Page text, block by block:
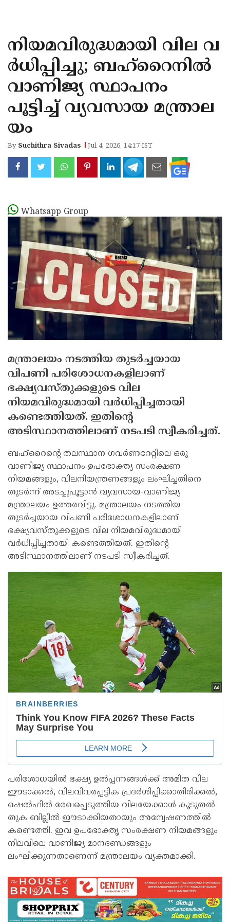
KANNUR
KASARAGOD
നിയമവിരുദ്ധമായി വില വ
ര്‍ധിപ്പിച്ചു; ബഹ്റൈനില്‍
വാണിജ്യ സ്ഥാപനം
പൂട്ടിച്ച് വ്യവസായ മന്ത്രാല
യം
By Suchithra Sivadas Jul 4, 2026, 14:17 IST
Whatsapp Group
മന്ത്രാലയം നടത്തിയ തുടര്‍ച്ചയായ
വിപണി പരിശോധനകളിലാണ്
ഭക്ഷ്യവസ്തുക്കളുടെ വില
നിയമവിരുദ്ധമായി വര്‍ധിപ്പിച്ചതായി
കണ്ടെത്തിയത്. ഇതിന്റെ
അടിസ്ഥാനത്തിലാണ് നടപടി സ്വീകരിച്ചത്.
ബഹ്റൈന്റെ തലസ്ഥാന ഗവര്‍ണറേറ്റിലെ ഒരു
വാണിജ്യ സ്ഥാപനം ഉപഭോക്ത്യ സംരക്ഷണ
നിയമങ്ങളും, വിലനിയന്ത്രണങ്ങളും ലംഘിച്ചതിനെ
തുടര്‍ന്ന് അടച്ചുപൂട്ടാന്‍ വ്യവസായ-വാണിജ്യ
മന്ത്രാലയം ഉത്തരവിട്ടു. മന്ത്രാലയം നടത്തിയ
തുടര്‍ച്ചയായ വിപണി പരിശോധനകളിലാണ്
ഭക്ഷ്യവസ്തുക്കളുടെ വില നിയമവിരുദ്ധമായി
വര്‍ധിപ്പിച്ചതായി കണ്ടെത്തിയത്. ഇതിന്റെ
അടിസ്ഥാനത്തിലാണ് നടപടി സ്വീകരിച്ചത്.
പരിശോധയില്‍ ഭക്ഷ്യ ഉല്‍പ്പന്നങ്ങള്‍ക്ക് അമിത വില
ഈടാക്കല്‍, വിലവിവരപ്പട്ടിക പ്രദര്‍ശിപ്പിക്കാതിരിക്കല്‍,
ഷെല്‍ഫില്‍ രേഖപ്പെടുത്തിയ വിലയേക്കാള്‍ കൂടുതല്‍
തുക ബില്ലില്‍ ഈടാക്കിയതായും അന്വേഷണത്തില്‍
കണ്ടെത്തി. ഇവ ഉപഭോക്തൃ സംരക്ഷണ നിയമങ്ങളും
നിലവിലെ വാണിജ്യ മാനദണ്ഡങ്ങളും
ലംഘിക്കുന്നതാണെന്ന് മന്ത്രാലയം വ്യക്തമാക്കി.